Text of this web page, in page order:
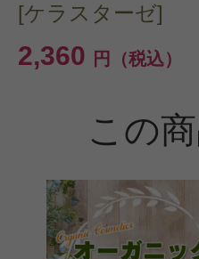
[ケラスターゼ]
2,360 円（税込）
この